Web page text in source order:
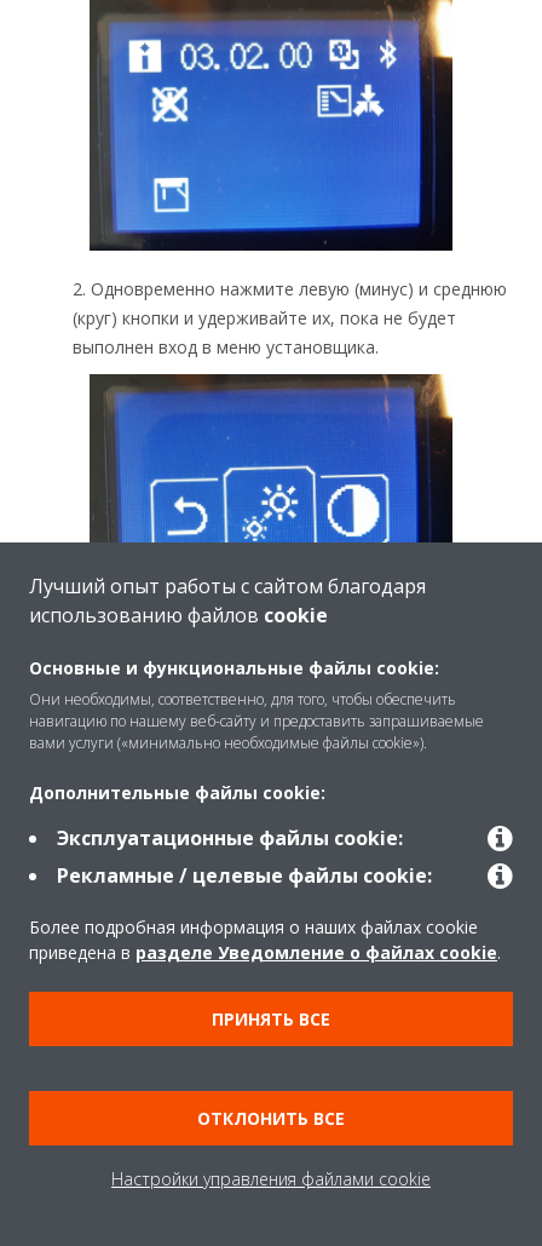
2. Одновременно нажмите левую (минус) и среднюю
(круг) кнопки и удерживайте их, пока не будет
выполнен вход в меню установщика.
внутреннего блока. Значок меню выглядит как
гаечный ключ на фоне документа.
4. Выберите Mode 10 (Режим 10) и подтвердите свой
выбор.
Лучший опыт работы с сайтом благодаря
использованию файлов cookie
Основные и функциональные файлы cookie:
Они необходимы, соответственно, для того, чтобы обеспечить
навигацию по нашему веб-сайту и предоставить запрашиваемые
вами услуги («минимально необходимые файлы cookie»).
Дополнительные файлы cookie:
Эксплуатационные файлы cookie:
Рекламные / целевые файлы cookie:
Более подробная информация о наших файлах cookie
приведена в разделе Уведомление о файлах cookie.
ПРИНЯТЬ ВСЕ
ОТКЛОНИТЬ ВСЕ
Настройки управления файлами cookie